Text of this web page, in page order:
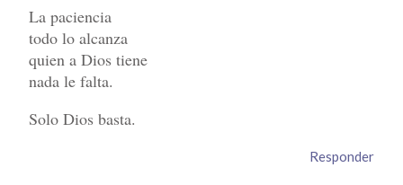
La paciencia
todo lo alcanza
quien a Dios tiene
nada le falta.
Solo Dios basta.
Responder